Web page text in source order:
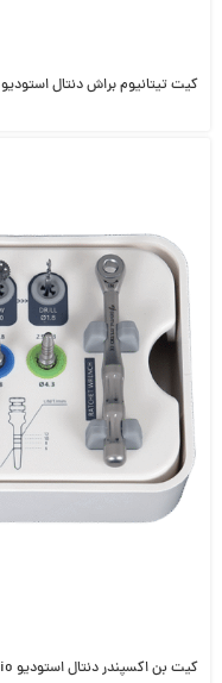
کیت تیتانیوم براش دنتال استودیو dental studio
کیت بن اکسپندر دنتال استودیو dental studio